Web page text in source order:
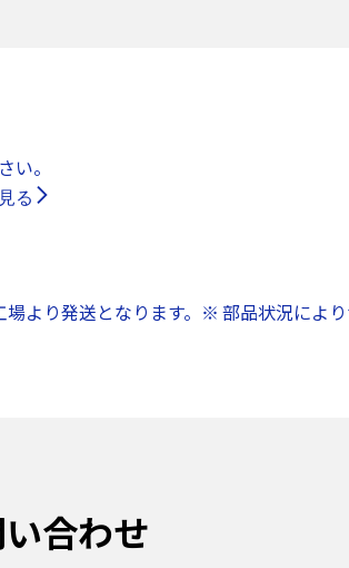
い。
る
より発送となります。※ 部品状況によ
合わせ